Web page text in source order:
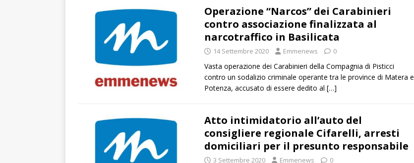
Operazione “Narcos” dei Carabinieri
contro associazione finalizzata al
narcotraffico in Basilicata
14 Settembre 2020 Emmenews 0
Vasta operazione dei Carabinieri della Compagnia di Pisticci
contro un sodalizio criminale operante tra le province di Matera e
Potenza, accusato di essere dedito al […]
Atto intimidatorio all’auto del
consigliere regionale Cifarelli, arresti
domiciliari per il presunto responsabile
3 Settembre 2020 Emmenews 0